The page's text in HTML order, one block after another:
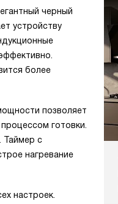
черный
устройству
более
позволяет
готовки.
Таймер с
нагревание
настроек.